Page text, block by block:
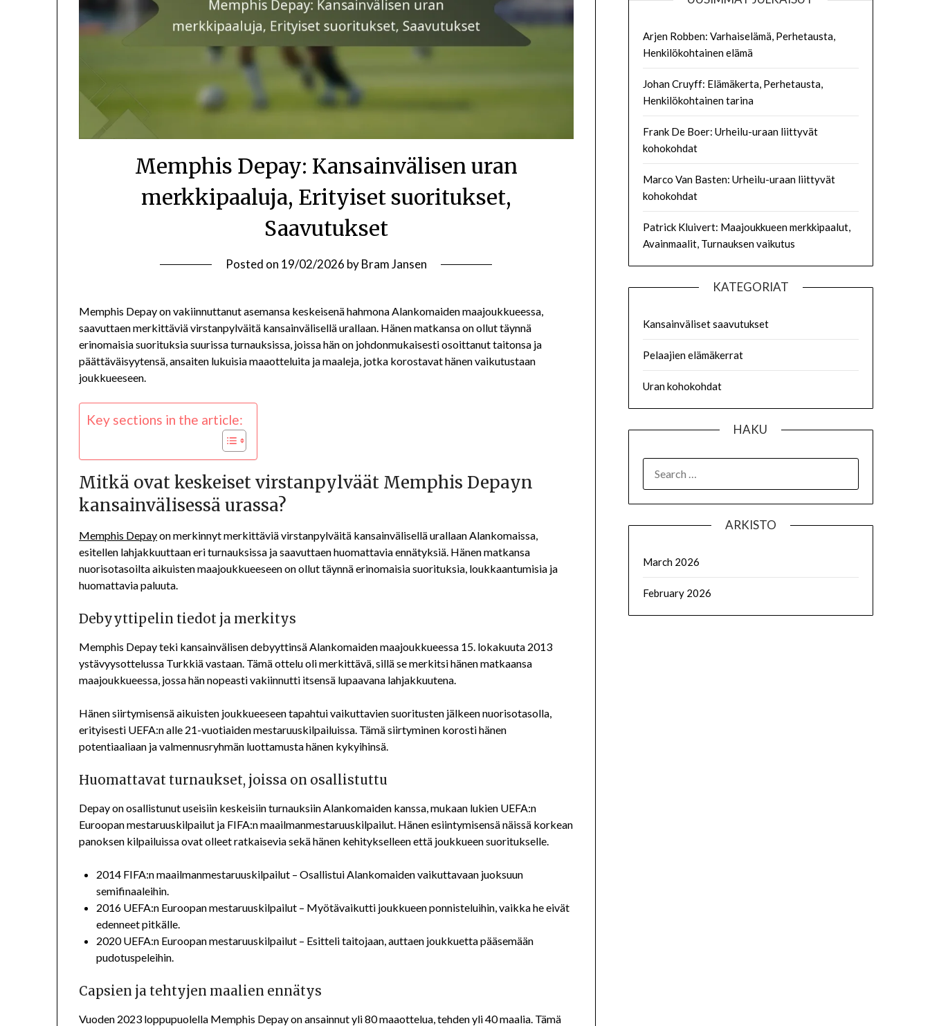
Memphis Depay: Kansainvälisen uran
merkkipaaluja, Erityiset suoritukset,
Saavutukset
Posted on 19/02/2026 byBram Jansen
Memphis Depay on vakiinnuttanut asemansa keskeisenä hahmona Alankomaiden maajoukkueessa,
saavuttaen merkittäviä virstanpylväitä kansainvälisellä urallaan. Hänen matkansa on ollut täynnä
erinomaisia suorituksia suurissa turnauksissa, joissa hän on johdonmukaisesti osoittanut taitonsa ja
päättäväisyytensä, ansaiten lukuisia maaotteluita ja maaleja, jotka korostavat hänen vaikutustaan
joukkueeseen.
Key sections in the article:
Mitkä ovat keskeiset virstanpylväät Memphis Depayn
kansainvälisessä urassa?
Memphis Depayon merkinnyt merkittäviä virstanpylväitä kansainvälisellä urallaan Alankomaissa,
esitellen lahjakkuuttaan eri turnauksissa ja saavuttaen huomattavia ennätyksiä. Hänen matkansa
nuorisotasoilta aikuisten maajoukkueeseen on ollut täynnä erinomaisia suorituksia, loukkaantumisia ja
huomattavia paluuta.
Debyyttipelin tiedot ja merkitys
Memphis Depay teki kansainvälisen debyyttinsä Alankomaiden maajoukkueessa 15. lokakuuta 2013
ystävyysottelussa Turkkiä vastaan. Tämä ottelu oli merkittävä, sillä se merkitsi hänen matkaansa
maajoukkueessa, jossa hän nopeasti vakiinnutti itsensä lupaavana lahjakkuutena.
Hänen siirtymisensä aikuisten joukkueeseen tapahtui vaikuttavien suoritusten jälkeen nuorisotasolla,
erityisesti UEFA:n alle 21-vuotiaiden mestaruuskilpailuissa. Tämä siirtyminen korosti hänen
potentiaaliaan ja valmennusryhmän luottamusta hänen kykyihinsä.
Huomattavat turnaukset, joissa on osallistuttu
Depay on osallistunut useisiin keskeisiin turnauksiin Alankomaiden kanssa, mukaan lukien UEFA:n
Euroopan mestaruuskilpailut ja FIFA:n maailmanmestaruuskilpailut. Hänen esiintymisensä näissä korkean
panoksen kilpailuissa ovat olleet ratkaisevia sekä hänen kehitykselleen että joukkueen suoritukselle.
2014 FIFA:n maailmanmestaruuskilpailut – Osallistui Alankomaiden vaikuttavaan juoksuun
semifinaaleihin.
2016 UEFA:n Euroopan mestaruuskilpailut – Myötävaikutti joukkueen ponnisteluihin, vaikka he eivät
edenneet pitkälle.
2020 UEFA:n Euroopan mestaruuskilpailut – Esitteli taitojaan, auttaen joukkuetta pääsemään
pudotuspeleihin.
Capsien ja tehtyjen maalien ennätys
Vuoden 2023 loppupuolella Memphis Depay on ansainnut yli 80 maaottelua, tehden yli 40 maalia. Tämä
Arjen Robben: Varhaiselämä, Perhetausta,
Henkilökohtainen elämä
Johan Cruyff: Elämäkerta, Perhetausta,
Henkilökohtainen tarina
Frank De Boer: Urheilu-uraan liittyvät
kohokohdat
Marco Van Basten: Urheilu-uraan liittyvät
kohokohdat
Patrick Kluivert: Maajoukkueen merkkipaalut,
Avainmaalit, Turnauksen vaikutus
KATEGORIAT
Kansainväliset saavutukset
Pelaajien elämäkerrat
Uran kohokohdat
HAKU
FOR:
ARKISTO
March 2026
February 2026